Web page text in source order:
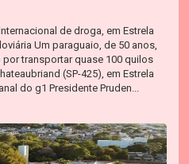
de droga, em Estrela
Um paraguaio, de 50 anos,
transportar quase 100 quilos
(SP-425), em Estrela
do g1 Presidente Pruden...